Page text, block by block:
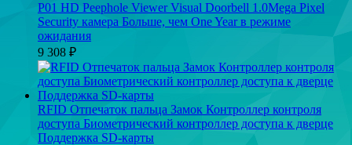
P01 HD Peephole Viewer Visual Doorbell 1.0Mega Pixel
Security камера Больше, чем One Year в режиме
ожидания
9 308 ₽
RFID Отпечаток пальца Замок Контроллер контроля
доступа Биометрический контроллер доступа к дверце
Поддержка SD-карты